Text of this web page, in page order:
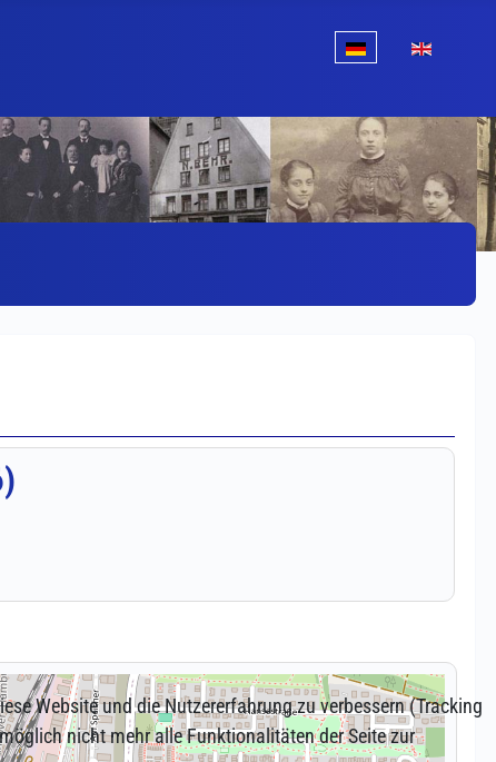
Website und die Nutzererfahrung zu verbessern (Tracking
nicht mehr alle Funktionalitäten der Seite zur